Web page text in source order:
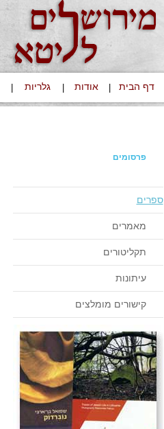
דף הבית אודות גלריות
פרסומים
ספרים
מאמרים
תקליטורים
עיתונות
קישורים מומלצים